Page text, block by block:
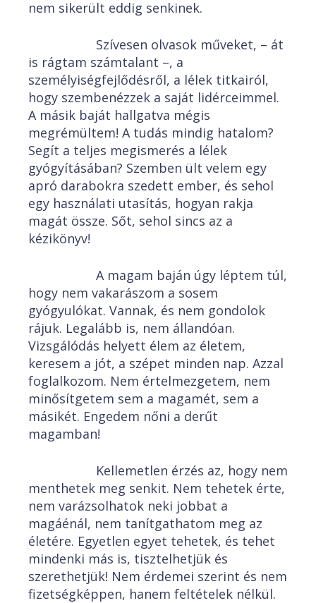
nem sikerült eddig senkinek.
Szívesen olvasok műveket, – át
is rágtam számtalant –, a
személyiségfejlődésről, a lélek titkairól,
hogy szembenézzek a saját lidérceimmel.
A másik baját hallgatva mégis
megrémültem! A tudás mindig hatalom?
Segít a teljes megismerés a lélek
gyógyításában? Szemben ült velem egy
apró darabokra szedett ember, és sehol
egy használati utasítás, hogyan rakja
magát össze. Sőt, sehol sincs az a
kézikönyv!
A magam baján úgy léptem túl,
hogy nem vakarászom a sosem
gyógyulókat. Vannak, és nem gondolok
rájuk. Legalább is, nem állandóan.
Vizsgálódás helyett élem az életem,
keresem a jót, a szépet minden nap. Azzal
foglalkozom. Nem értelmezgetem, nem
minősítgetem sem a magamét, sem a
másikét. Engedem nőni a derűt
magamban!
Kellemetlen érzés az, hogy nem
menthetek meg senkit. Nem tehetek érte,
nem varázsolhatok neki jobbat a
magáénál, nem tanítgathatom meg az
életére. Egyetlen egyet tehetek, és tehet
mindenki más is, tisztelhetjük és
szerethetjük! Nem érdemei szerint és nem
fizetségképpen, hanem feltételek nélkül.